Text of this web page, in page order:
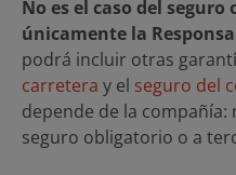
No es el caso del
únicamente la
podrá incluir otras
carretera y el seguro del
depende de la
seguro obligatorio o a